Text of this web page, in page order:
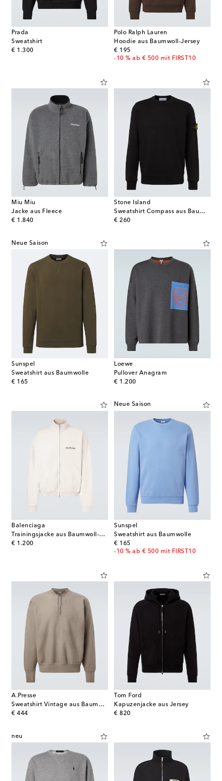
Prada
Sweatshirt
€ 1.300
original price
Polo Ralph Lauren
Hoodie aus Baumwoll-Jersey
€ 195
original price
-10 % ab € 500 mit FIRST10
Miu Miu
Jacke aus Fleece
€ 1.840
original price
Stone Island
Sweatshirt Compass aus Baumwoll-Jersey
€ 260
original price
Neue Saison
Sunspel
Sweatshirt aus Baumwolle
€ 165
original price
Loewe
Pullover Anagram
€ 1.200
original price
Balenciaga
Trainingsjacke aus Baumwoll-Jersey
€ 1.200
original price
Neue Saison
Sunspel
Sweatshirt aus Baumwolle
€ 165
original price
-10 % ab € 500 mit FIRST10
A.Presse
Sweatshirt Vintage aus Baumwoll-Jersey
€ 444
original price
Tom Ford
Kapuzenjacke aus Jersey
€ 820
original price
neu